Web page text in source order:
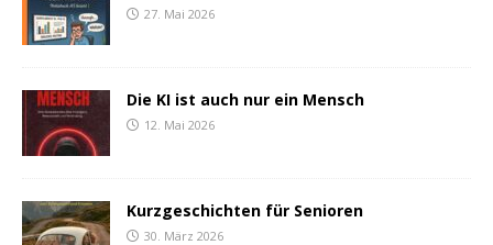
27. Mai 2026
Die KI ist auch nur ein Mensch
12. Mai 2026
Kurzgeschichten für Senioren
30. März 2026